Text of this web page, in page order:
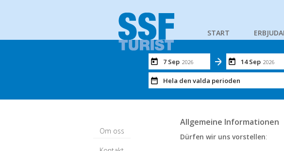
START
7 Sep 2026 14 Sep 2026
Hela den valda perioden
Om oss
Allgemeine Informationen
Dürfen wir uns vorstellen: